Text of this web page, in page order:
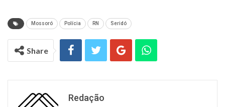
Mossoró Polícia RN Seridó
Share
Redação